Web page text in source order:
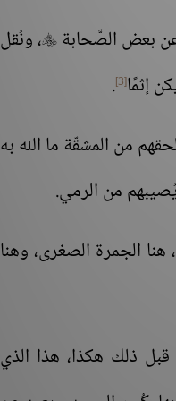
عن بعض الصَّحابة، ونُقل
إثمًا[3]
.
من المشقّة ما الله به
من الرمي.
الجمرة الصغرى، وهنا
ذلك هكذا، هذا الذي